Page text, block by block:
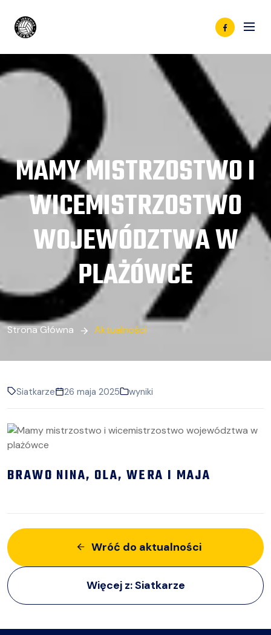
MAMY MISTRZOSTWO I
WICEMISTRZOSTWO
WOJEWÓDZTWA W
PLAŻÓWCE
Strona Główna Aktualności
Siatkarze 26 maja 2025 wyniki
BRAWO NINA, OLA, WERA I MAJA
Wróć do aktualności
Więcej z:Siatkarze